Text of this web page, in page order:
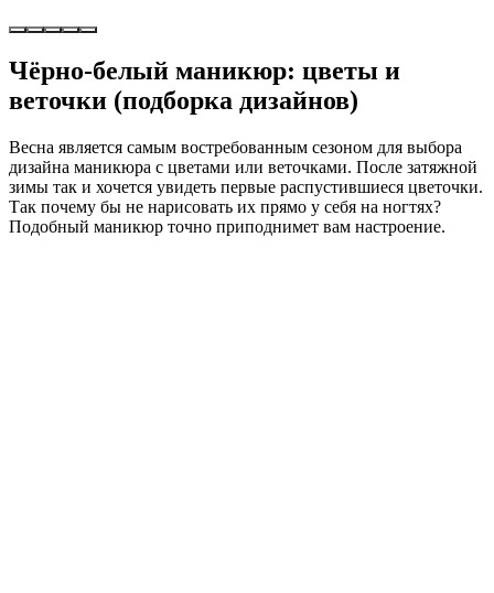
Чёрно-белый маникюр: цветы и
веточки (подборка дизайнов)
Весна является самым востребованным сезоном для выбора
дизайна маникюра с цветами или веточками. После затяжной
зимы так и хочется увидеть первые распустившиеся цветочки.
Так почему бы не нарисовать их прямо у себя на ногтях?
Подобный маникюр точно приподнимет вам настроение.